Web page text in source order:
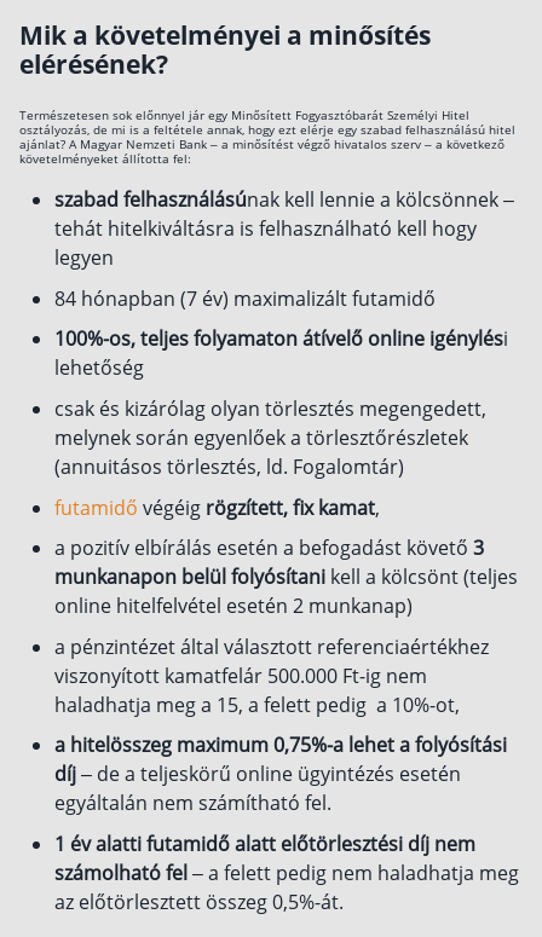
Mik a követelményei a minősítés
elérésének?
Természetesen sok előnnyel jár egy Minősített Fogyasztóbarát Személyi Hitel
osztályozás, de mi is a feltétele annak, hogy ezt elérje egy szabad felhasználású hitel
ajánlat? A Magyar Nemzeti Bank – a minősítést végző hivatalos szerv – a következő
követelményeket állította fel:
szabad felhasználásúnak kell lennie a kölcsönnek –
tehát hitelkiváltásra is felhasználható kell hogy
legyen
84 hónapban (7 év) maximalizált futamidő
100%-os, teljes folyamaton átívelő online igénylési
lehetőség
csak és kizárólag olyan törlesztés megengedett,
melynek során egyenlőek a törlesztőrészletek
(annuitásos törlesztés, ld. Fogalomtár)
futamidő végéig rögzített, fix kamat,
a pozitív elbírálás esetén a befogadást követő 3
munkanapon belül folyósítani kell a kölcsönt (teljes
online hitelfelvétel esetén 2 munkanap)
a pénzintézet által választott referenciaértékhez
viszonyított kamatfelár 500.000 Ft-ig nem
haladhatja meg a 15, a felett pedig a 10%-ot,
a hitelösszeg maximum 0,75%-a lehet a folyósítási
díj– de a teljeskörű online ügyintézés esetén
egyáltalán nem számítható fel.
1 év alatti futamidő alatt előtörlesztési díj nem
számolható fel – a felett pedig nem haladhatja meg
az előtörlesztett összeg 0,5%-át.